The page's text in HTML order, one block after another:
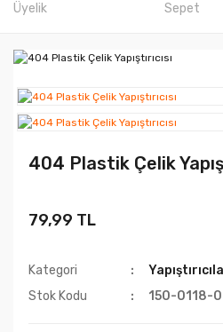
Üyelik Sepet
404 Plastik Çelik
79,99 TL
Kategori
Stok Kodu
150-0118-